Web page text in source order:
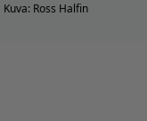
Kuva: Ross Halfin